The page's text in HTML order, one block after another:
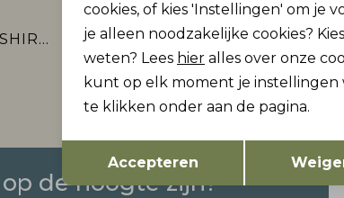
ONSNEWKODYL OVERSHIRT SWEAT NOOS
Only and Sons
ONSPARKS GALLERY AIR BOXY SS TEE NO:
24,99
de hoogte zijn?
Terug
cookies, of kies 'Instellingen' om je
je alleen noodzakelijke cookies?
weten? Lees hier alles over onze
kunt op elk moment je instellingen
te klikken onder aan de pagina.
Accepteren